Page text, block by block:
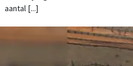
aantal [...]